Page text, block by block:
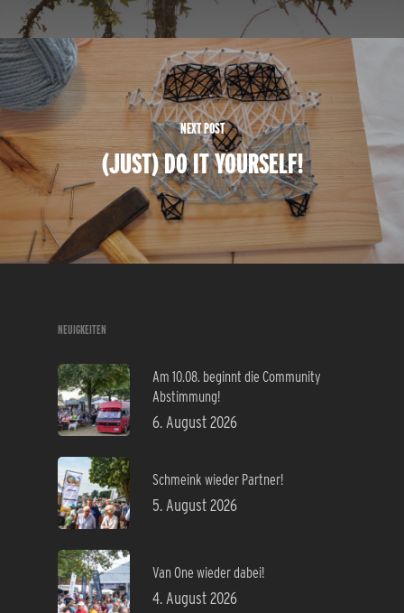
NEXT POST
(JUST) DO IT YOURSELF!
NEUIGKEITEN
Am 10.08. beginnt die Community
Abstimmung!
6. August 2026
Schmeink wieder Partner!
5. August 2026
Van One wieder dabei!
4. August 2026